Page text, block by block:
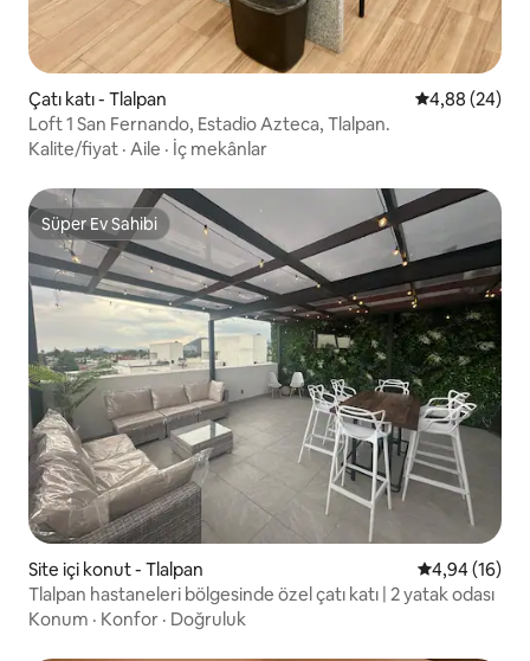
Çatı katı - Tlalpan 5 üzerinden
4,88 (24)
Loft 1 San Fernando, Estadio Azteca, Tlalpan.
Kalite/fiyat · Aile · İç mekânlar
Süper Ev Sahibi
Süper Ev Sahibi
Site içi konut - Tlalpan 5 üzerinden
4,94 (16)
Tlalpan hastaneleri bölgesinde özel çatı katı | 2 yatak odası
Konum · Konfor · Doğruluk